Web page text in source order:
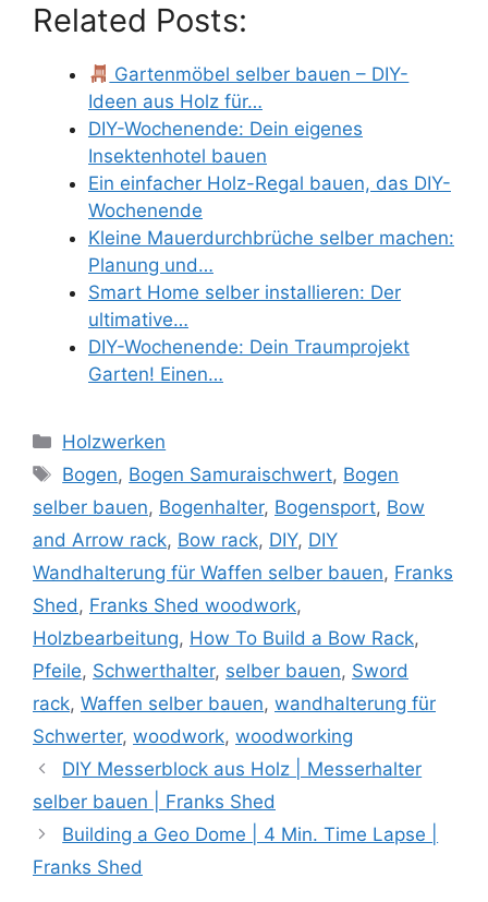
Related Posts:
Gartenmöbel selber bauen – DIY-
Ideen aus Holz für…
DIY-Wochenende: Dein eigenes
Insektenhotel bauen
Ein einfacher Holz-Regal bauen, das DIY-
Wochenende
Kleine Mauerdurchbrüche selber machen:
Planung und…
Smart Home selber installieren: Der
ultimative…
DIY-Wochenende: Dein Traumprojekt
Garten! Einen…
Kategorien
Holzwerken
Schlagwörter
Bogen, Bogen Samuraischwert, Bogen
selber bauen, Bogenhalter, Bogensport, Bow
and Arrow rack, Bow rack, DIY, DIY
Wandhalterung für Waffen selber bauen, Franks
Shed, Franks Shed woodwork,
Holzbearbeitung, How To Build a Bow Rack,
Pfeile, Schwerthalter, selber bauen, Sword
rack, Waffen selber bauen, wandhalterung für
Schwerter, woodwork, woodworking
DIY Messerblock aus Holz | Messerhalter
selber bauen | Franks Shed
Building a Geo Dome | 4 Min. Time Lapse |
Franks Shed